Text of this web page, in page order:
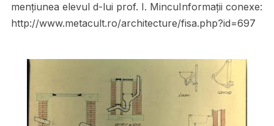
menţiunea elevul d-lui prof. I. MincuInformații conexe:
http://www.metacult.ro/architecture/fisa.php?id=697